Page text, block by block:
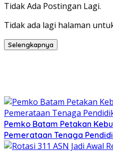
Tidak Ada Postingan Lagi.
Tidak ada lagi halaman
Selengkapnya
Pemko Batam Petakan
Pemerataan Tenaga